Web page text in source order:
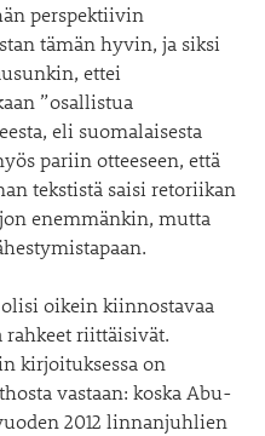
perspektiivin
tämän hyvin, ja siksi
ettei
”osallistua
eli suomalaisesta
pariin otteeseen, että
tekstistä saisi retoriikan
enemmänkin, mutta
oikein kiinnostavaa
rahkeet riittäisivät.
kirjoituksessa on
vastaan: koska Abu-
2012 linnanjuhlien